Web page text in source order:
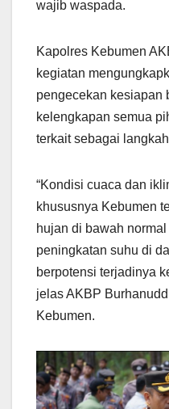
wajib waspada.
Kapolres Kebumen
kegiatan
pengecekan kesiapan
kelengkapan semua
terkait sebagai
“Kondisi cuaca dan
khususnya Kebumen
hujan di bawah
peningkatan suhu di
berpotensi terjadinya
jelas AKBP
Kebumen.